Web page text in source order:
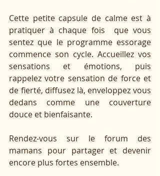
Cette petite capsule de calme est à
pratiquer à chaque fois  que vous
sentez que le programme essorage
commence son cycle. Accueillez vos
sensations et émotions, puis
rappelez votre sensation de force et
de fierté, diffusez là, enveloppez vous
dedans comme une couverture
douce et bienfaisante.
Rendez-vous sur le forum des
mamans pour partager et devenir
encore plus fortes ensemble.